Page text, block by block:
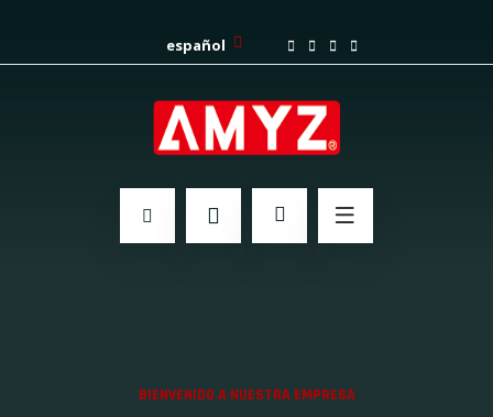
español
BIENVENIDO A NUESTRA EMPRESA